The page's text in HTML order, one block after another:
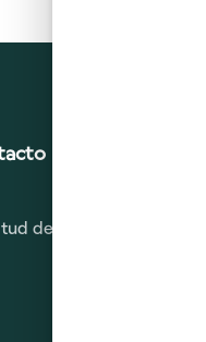
de Derechos ARCO